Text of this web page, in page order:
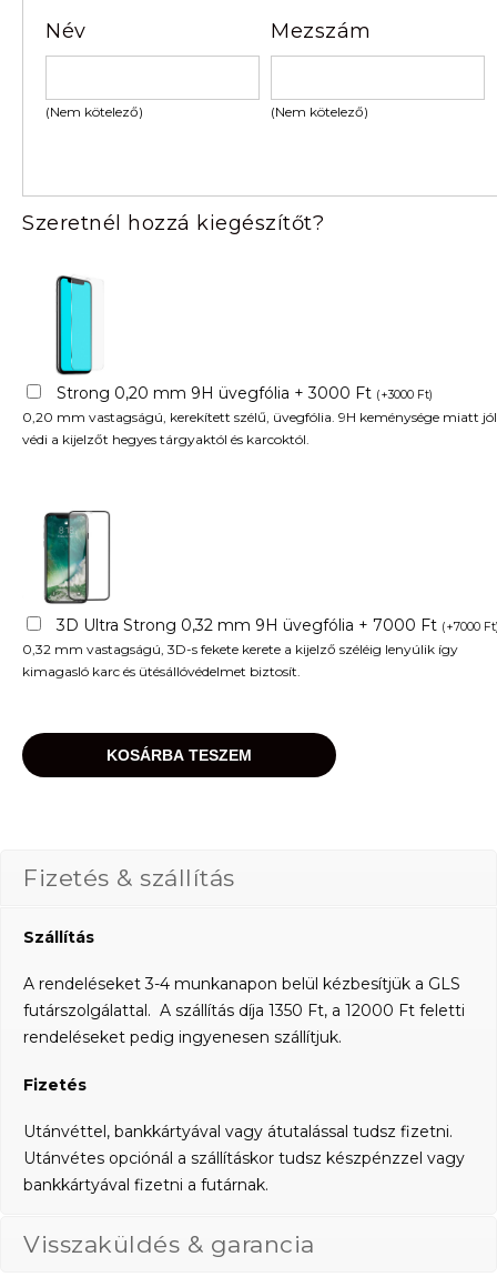
4490 Ft.
Név
(Nem kötelező)
Mezszám
(Nem kötelező)
Szeretnél hozzá kiegészítőt?
Strong 0,20 mm 9H üvegfólia + 3000 Ft (+3000 Ft)
0,20 mm vastagságú, kerekített szélű, üvegfólia. 9H keménysége miatt jól
védi a kijelzőt hegyes tárgyaktól és karcoktól.
3D Ultra Strong 0,32 mm 9H üvegfólia + 7000 Ft (+7000 Ft
0,32 mm vastagságú, 3D-s fekete kerete a kijelző széléig lenyúlik így
kimagasló karc és ütésállóvédelmet biztosít.
KOSÁRBA TESZEM
Fizetés & szállítás
Szállítás
A rendeléseket 3-4 munkanapon belül kézbesítjük a GLS
futárszolgálattal. A szállítás díja 1350 Ft, a 12000 Ft feletti
rendeléseket pedig ingyenesen szállítjuk.
Fizetés
Utánvéttel, bankkártyával vagy átutalással tudsz fizetni.
Utánvétes opciónál a szállításkor tudsz készpénzzel vagy
bankkártyával fizetni a futárnak.
Visszaküldés & garancia